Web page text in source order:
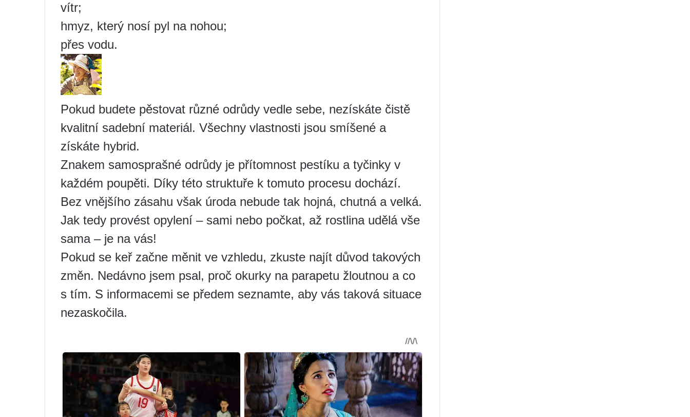
vítr;
hmyz, který nosí pyl na nohou;
přes vodu.
Pokud budete pěstovat různé odrůdy vedle sebe, nezískáte čistě
kvalitní sadební materiál. Všechny vlastnosti jsou smíšené a
získáte hybrid.
Znakem samosprašné odrůdy je přítomnost pestíku a tyčinky v
každém poupěti. Díky této struktuře k tomuto procesu dochází.
Bez vnějšího zásahu však úroda nebude tak hojná, chutná a velká.
Jak tedy provést opylení – sami nebo počkat, až rostlina udělá vše
sama – je na vás!
Pokud se keř začne měnit ve vzhledu, zkuste najít důvod takových
změn. Nedávno jsem psal, proč okurky na parapetu žloutnou a co
s tím. S informacemi se předem seznamte, aby vás taková situace
nezaskočila.